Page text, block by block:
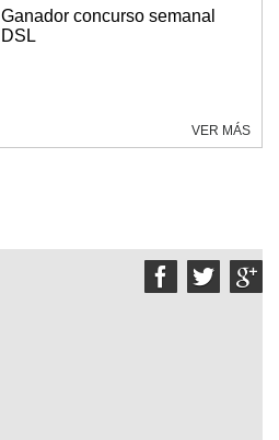
Ganador concurso semanal
DSL
VER MÁS
  